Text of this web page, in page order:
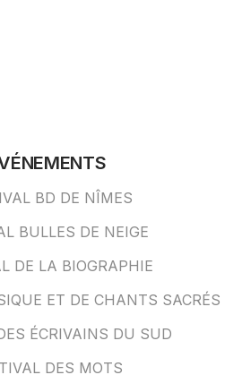
BD DE NÎMES
BULLES DE NEIGE
DE LA BIOGRAPHIE
ET DE CHANTS SACRÉS
ÉCRIVAINS DU SUD
DES MOTS